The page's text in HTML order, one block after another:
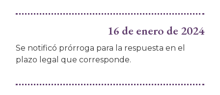
16 de enero de 2024
Se notificó prórroga para la respuesta en el
plazo legal que corresponde.